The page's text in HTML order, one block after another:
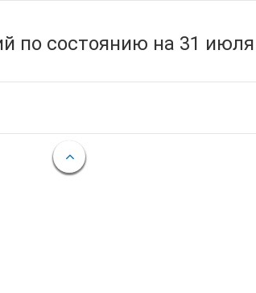
по состоянию на 31 июля